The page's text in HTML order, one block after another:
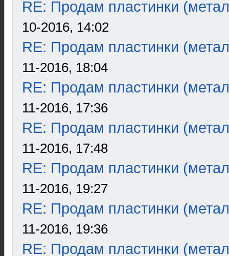
RE: Продам пластинки
10-2016, 14:02
RE: Продам пластинки
11-2016, 18:04
RE: Продам пластинки
11-2016, 17:36
RE: Продам пластинки
11-2016, 17:48
RE: Продам пластинки
11-2016, 19:27
RE: Продам пластинки
11-2016, 19:36
RE: Продам пластинки